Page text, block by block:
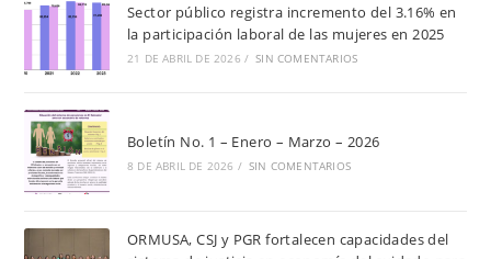
Sector público registra incremento del 3.16% en
la participación laboral de las mujeres en 2025
21 DE ABRIL DE 2026 / SIN COMENTARIOS
Boletín No. 1 – Enero – Marzo – 2026
8 DE ABRIL DE 2026 / SIN COMENTARIOS
ORMUSA, CSJ y PGR fortalecen capacidades del